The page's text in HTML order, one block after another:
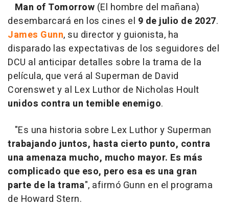
Man of Tomorrow (El hombre del mañana)
desembarcará en los cines el 9 de julio de 2027.
James Gunn, su director y guionista, ha
disparado las expectativas de los seguidores del
DCU al anticipar detalles sobre la trama de la
película, que verá al Superman de David
Corenswet y al Lex Luthor de Nicholas Hoult
unidos contra un temible enemigo.
"Es una historia sobre Lex Luthor y Superman
trabajando juntos, hasta cierto punto, contra
una amenaza mucho, mucho mayor. Es más
complicado que eso, pero esa es una gran
parte de la trama", afirmó Gunn en el programa
de Howard Stern.